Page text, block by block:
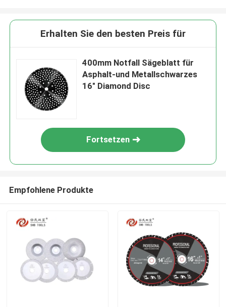
Erhalten Sie den besten Preis für
400mm Notfall Sägeblatt für
Asphalt-und Metallschwarzes
16" Diamond Disc
Fortsetzen
Empfohlene Produkte